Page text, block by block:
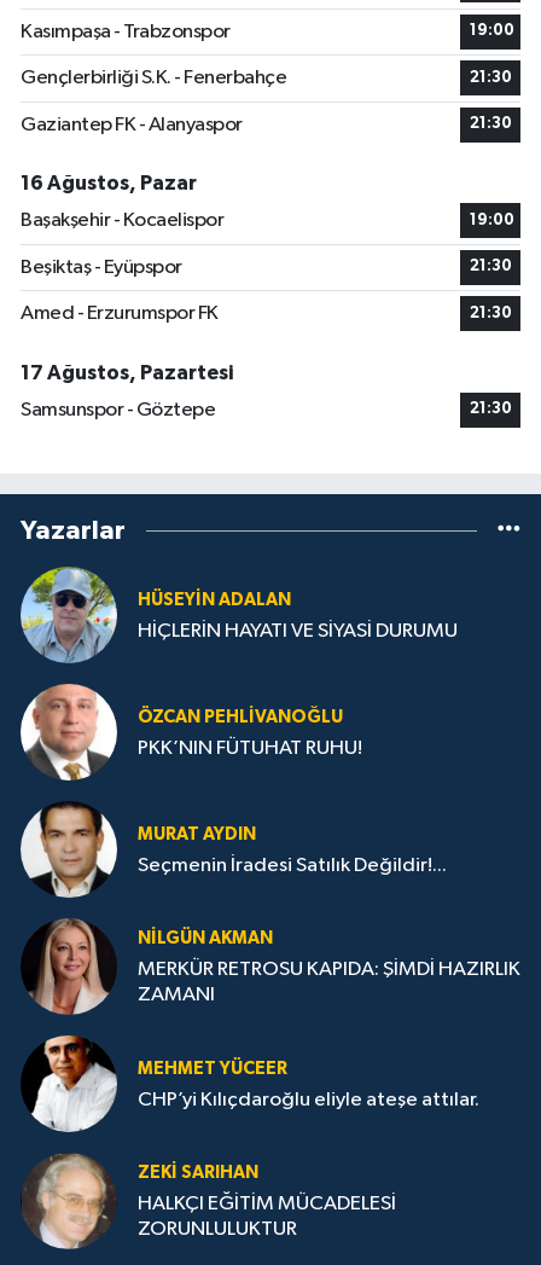
Kasımpaşa - Trabzonspor 19:00
Gençlerbirliği S.K. - Fenerbahçe 21:30
Gaziantep FK - Alanyaspor 21:30
16 Ağustos, Pazar
Başakşehir - Kocaelispor
19:00
Beşiktaş - Eyüpspor 21:30
Amed - Erzurumspor FK 21:30
17 Ağustos, Pazartesi
Samsunspor - Göztepe
21:30
Yazarlar
HÜSEYIN ADALAN
HİÇLERİN HAYATI VE SİYASİ DURUMU
ÖZCAN PEHLIVANOĞLU
PKK’NIN FÜTUHAT RUHU!
MURAT AYDIN
Seçmenin İradesi Satılık Değildir!...
NILGÜN AKMAN
MERKÜR RETROSU KAPIDA: ŞİMDİ HAZIRLIK
ZAMANI
MEHMET YÜCEER
CHP’yi Kılıçdaroğlu eliyle ateşe attılar.
ZEKI SARIHAN
HALKÇI EĞİTİM MÜCADELESİ
ZORUNLULUKTUR